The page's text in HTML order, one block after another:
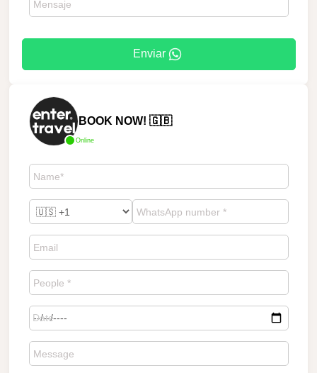
Enviar
Online
BOOK NOW! 🇬🇧